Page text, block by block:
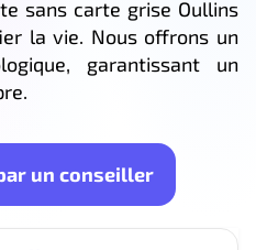
sans carte grise Oullins
la vie. Nous offrons un
garantissant un
un conseiller